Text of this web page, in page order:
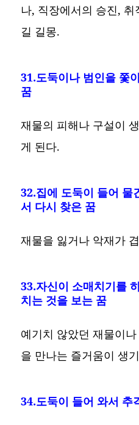
나, 직장에서의 승진,
길 길몽.
31.도둑이나 범인을 쫓
꿈
재물의 피해나 구설이
게 된다.
32.집에 도둑이 들어 물
서 다시 찾은 꿈
재물을 잃거나 악재가
33.자신이 소매치기를
치는 것을 보는 꿈
예기치 않았던 재물이
을 만나는 즐거움이 생
34.도둑이 들어 와서 추